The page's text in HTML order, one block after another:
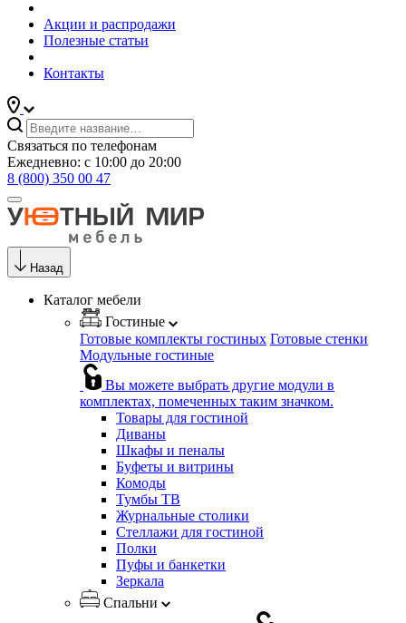
Акции и распродажи
Полезные статьи
Контакты
Связаться по телефонам
Ежедневно: с 10:00 до 20:00
8 (800) 350 00 47
Назад
Каталог мебели
Гостиные
Готовые комплекты гостиных Готовые стенки
Модульные гостиные
Вы можете выбрать другие модули в
комплектах, помеченных таким значком.
Товары для гостиной
Диваны
Шкафы и пеналы
Буфеты и витрины
Комоды
Тумбы ТВ
Журнальные столики
Стеллажи для гостиной
Полки
Пуфы и банкетки
Зеркала
Спальни